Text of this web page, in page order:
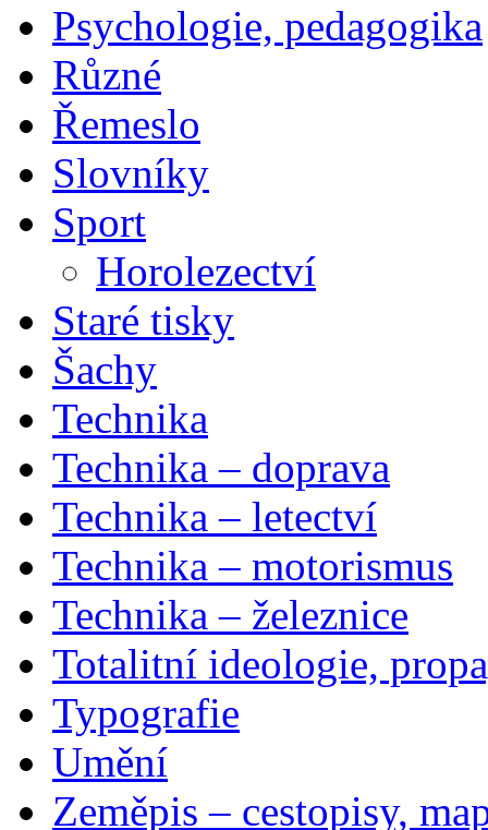
Psychologie, pedagogika
Různé
Řemeslo
Slovníky
Sport
Horolezectví
Staré tisky
Šachy
Technika
Technika – doprava
Technika – letectví
Technika – motorismus
Technika – železnice
Totalitní ideologie,
Typografie
Umění
Zeměpis – cestopisy,